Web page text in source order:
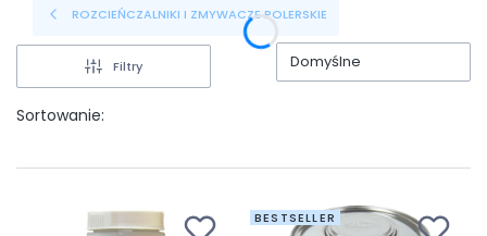
ROZCIEŃCZALNIKI I ZMYWACZE POLERSKIE
Filtry
Sortowanie:
Domyślne
BESTSELLER